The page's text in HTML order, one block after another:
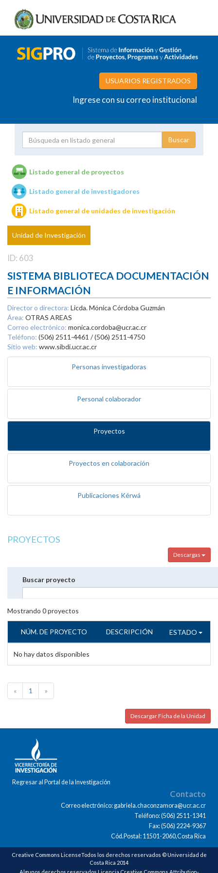
USUARIOS REGISTRADOS
Ingrese con su correo institucional
Unidades de investigación
Listado general de proyectos
Listado general de investigadores
Listado general de unidades de investigación
Unidad de Investigación
ID: 603
SISTEMA BIBLIOTECA DOCUMENTACIÓN
E INFORMACIÓN
Director o directora: Licda. Mónica Córdoba Guzmán
Área: OTRAS AREAS
Correo electrónico: monica.cordoba@ucr.ac.cr
Teléfono: (506) 2511-4461 / (506) 2511-4750
Sitio web: www.sibdi.ucr.ac.cr
Personas investigadoras
Personal colaborador
Proyectos
Proyectos en colaboración
Publicaciones Kérwá
PROYECTOS
Descargas
Buscar proyecto
Mostrando 0proyectos
NÚM. DE PROYECTO DESCRIPCIÓN ESTADO
No hay datos disponibles
« 1 »
Descargar Ficha de la Unidad
Regresar al Portal de la Investigación
Contacto
Correo electrónico: gabriela.chaconzamora@ucr.ac.cr
Teléfono: (506) 2511-1341
Fax: (506) 2224-9367
Cód.Postal: 11501-2060,Costa Rica
Creative Commons LicenseTodos los derechos reservados © Universidad de
Costa Rica 2014